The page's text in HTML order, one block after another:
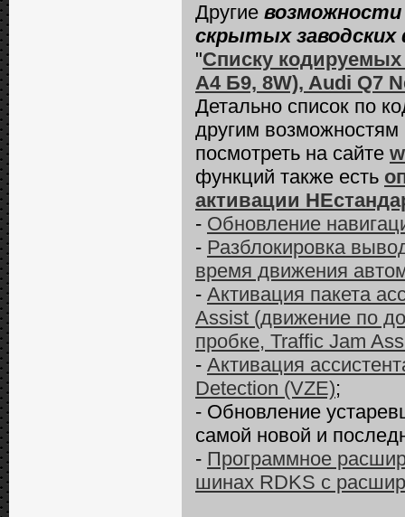
Другие возможности
скрытых заводских
"Списку
А4 Б9, 8W), Audi Q7
Детально список по
другим
посмотреть на сайте
функций также есть
активации
- Обновление
- Разблокировка
время движения
- Активация пакета
Assist (движение по
пробке, Traffic Jam
- Активация
Detection (VZE);
- Обновление
самой новой и
- Программное
шинах RDKS с